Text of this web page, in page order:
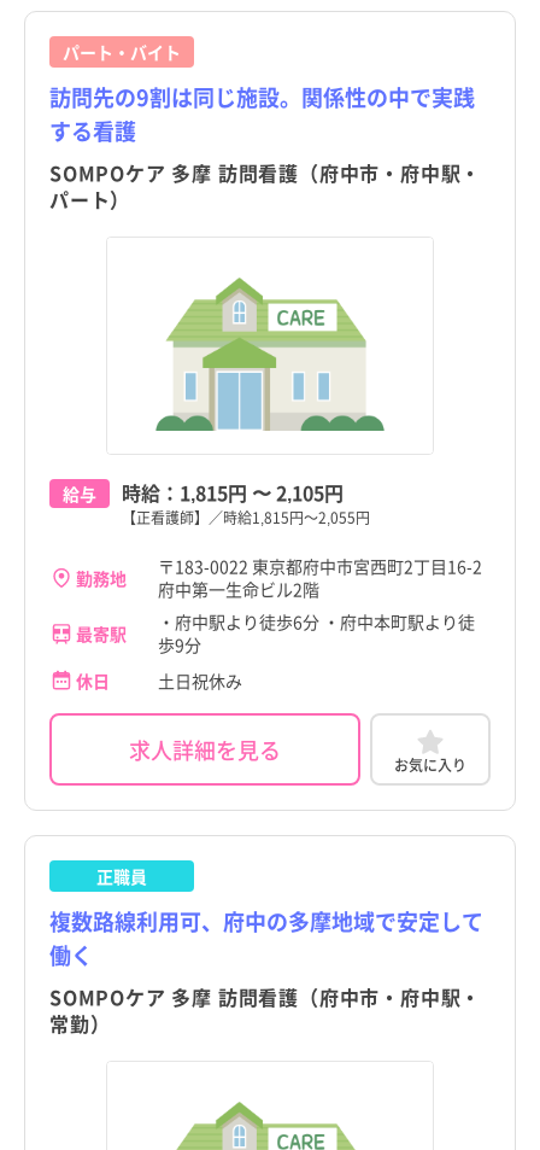
パート・バイト
訪問先の9割は同じ施設。関係性の中で実践
する看護
SOMPOケア 多摩 訪問看護（府中市・府中駅・
パート）
給与 時給： 1,815円 〜2,105円
【正看護師】／時給1,815円～2,055円
勤務地
〒183-0022 東京都府中市宮西町2丁目16-2
府中第一生命ビル2階
最寄駅
・府中駅より徒歩6分 ・府中本町駅より徒
歩9分
休日
土日祝休み
求人詳細を見る お気に入り
正職員
複数路線利用可、府中の多摩地域で安定して
働く
SOMPOケア 多摩 訪問看護（府中市・府中駅・
常勤）